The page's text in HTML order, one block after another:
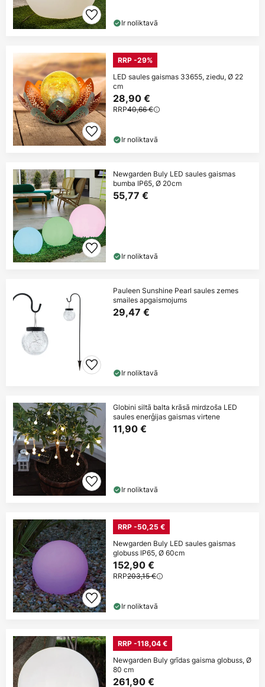
Ir noliktavā
RRP -29%
LED saules gaismas 33655, ziedu, Ø 22
cm
28,90 €
RRP40,66 €
Ir noliktavā
Newgarden Buly LED saules gaismas
bumba IP65, Ø 20cm
55,77 €
Ir noliktavā
Pauleen Sunshine Pearl saules zemes
smailes apgaismojums
29,47 €
Ir noliktavā
Globini siltā balta krāsā mirdzoša LED
saules enerģijas gaismas virtene
11,90 €
Ir noliktavā
RRP -50,25 €
Newgarden Buly LED saules gaismas
globuss IP65, Ø 60cm
152,90 €
RRP203,15 €
Ir noliktavā
RRP -118,04 €
Newgarden Buly grīdas gaisma globuss, Ø
80 cm
261,90 €